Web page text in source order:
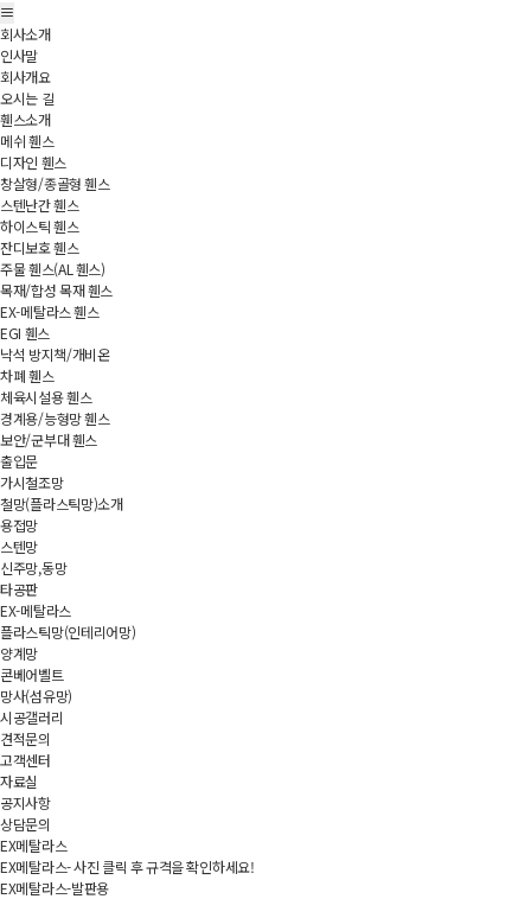
회사소개
인사말
회사개요
오시는 길
휀스소개
메쉬 휀스
디자인 휀스
창살형/종골형 휀스
스텐난간 휀스
하이스틱 휀스
잔디보호 휀스
주물 휀스(AL 휀스)
목재/합성 목재 휀스
EX-메탈라스 휀스
EGI 휀스
낙석 방지책/개비온
차폐 휀스
체육시설용 휀스
경계용/능형망 휀스
보안/군부대 휀스
출입문
가시철조망
철망(플라스틱망)소개
용접망
스텐망
신주망,동망
타공판
EX-메탈라스
플라스틱망(인테리어망)
양계망
콘베어벨트
망사(섬유망)
시공갤러리
견적문의
고객센터
자료실
공지사항
상담문의
EX메탈라스
EX메탈라스- 사진 클릭 후 규격을 확인하세요!
EX메탈라스-발판용